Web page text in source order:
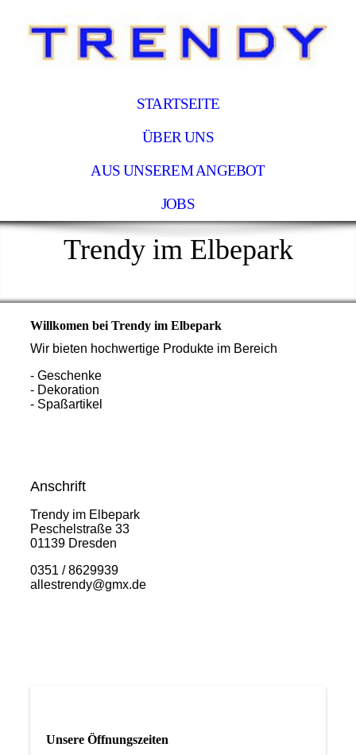
STARTSEITE
ÜBER UNS
AUS UNSEREM ANGEBOT
JOBS
Trendy im Elbepark
Willkomen bei Trendy im Elbepark
Wir bieten hochwertige Produkte im Bereich
- Geschenke
- Dekoration
- Spaßartikel
Anschrift
Trendy im Elbepark
Peschelstraße 33
01139 Dresden
0351 / 8629939
allestrendy@gmx.de
Unsere Öffnungszeiten